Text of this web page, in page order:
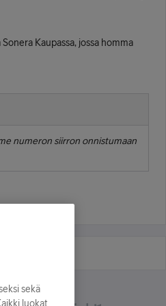
Kaupassa, jossa homma
numeron siirron onnistumaan
sekä
luokat